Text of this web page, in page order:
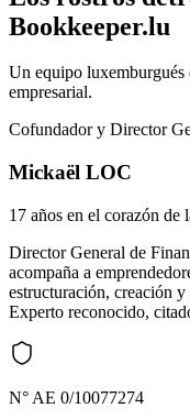
Bookkeeper.lu
Un equipo luxemburgués
empresarial.
Cofundador y Director
Mickaël LOC
17 años en el corazón de
Director General de
acompaña a
estructuración, creación y
Experto reconocido,
N° AE 0/10077274